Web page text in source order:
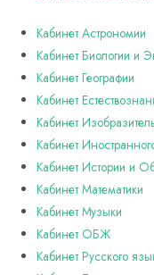
Кабинет Астрономии
Кабинет Биологии и
Кабинет Географии
Кабинет
Кабинет
Кабинет
Кабинет Истории и
Кабинет Математики
Кабинет Музыки
Кабинет ОБЖ
Кабинет Русского